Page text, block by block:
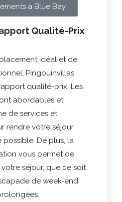
à Blue Bay
Qualité-Prix
idéal et de
Pingouinvillas
qualité-prix. Les
abordables et
de services et
rendre votre séjour
possible. De plus, la
vous permet de
séjour, que ce soit
de week-end